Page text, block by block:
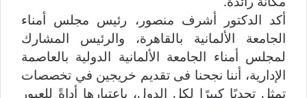
أكد الدكتور أشرف منصور، رئيس مجلس أمناء
الجامعة الألمانية بالقاهرة، والرئيس المشارك
لمجلس أمناء الجامعة الألمانية الدولية بالعاصمة
الإدارية، أننا نجحنا فى تقديم خريجين في تخصصات
تمثل تحديًا كبيرًا لكل الدول، باعتبارها أداةً للعبور